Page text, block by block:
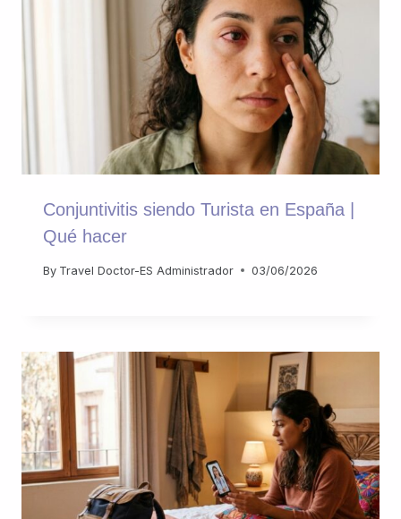
Conjuntivitis siendo Turista en España |
Qué hacer
By Travel Doctor-ES Administrador 03/06/2026